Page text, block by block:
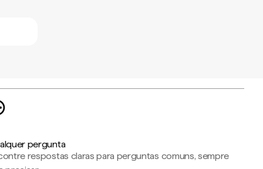
pergunta
respostas claras para perguntas comuns, sempre